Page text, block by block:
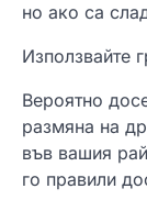
но ако са
Използвайте
Вероятно
размяна на
във вашия
го правили